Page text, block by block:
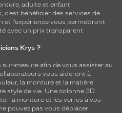
adulte et enfant.
c’est bénéficier des services de
l’expérience vous permettront
avec un prix transparent.
Krys ?
mesure afin de vous assister au
vous aideront à
la monture et la matière
style de vie. Une colonne 3D
la monture et les verres à vos
pouvez pas vous déplacer